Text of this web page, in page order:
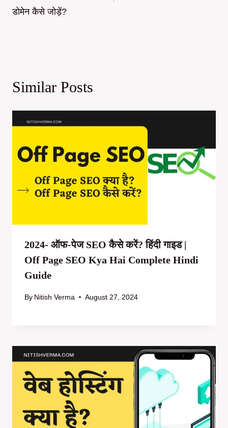
डोमेन कैसे जोड़ें?
Similar Posts
2024- ऑफ-पेज SEO कैसे करें? हिंदी गाइड |
Off Page SEO Kya Hai Complete Hindi
Guide
By Nitish Verma August 27, 2024